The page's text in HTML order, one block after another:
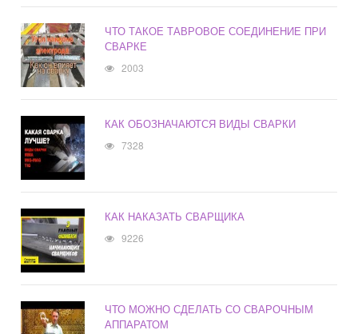
ЧТО ТАКОЕ ТАВРОВОЕ СОЕДИНЕНИЕ ПРИ
СВАРКЕ
2003
КАК ОБОЗНАЧАЮТСЯ ВИДЫ СВАРКИ
7328
КАК НАКАЗАТЬ СВАРЩИКА
9226
ЧТО МОЖНО СДЕЛАТЬ СО СВАРОЧНЫМ
АППАРАТОМ